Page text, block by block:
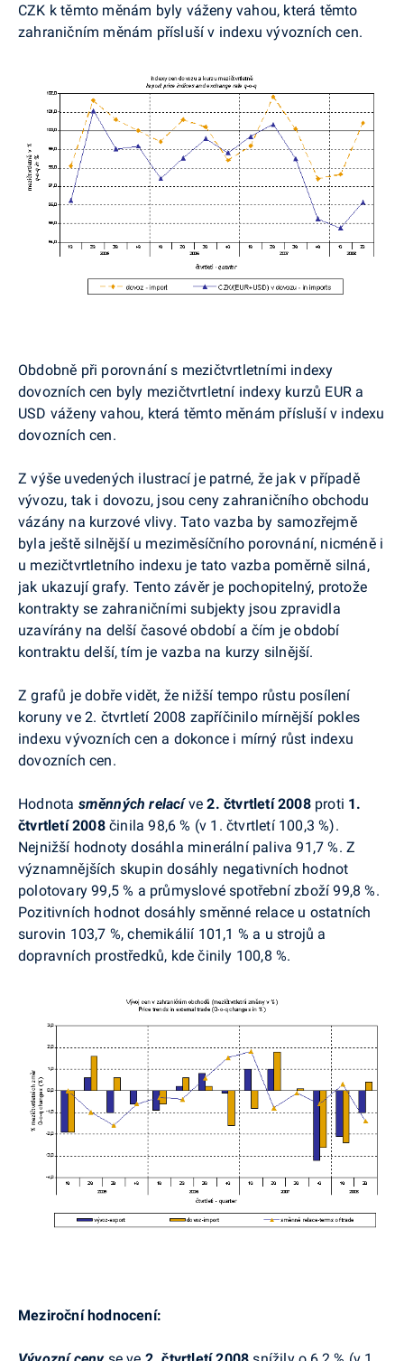
CZK k těmto měnám byly váženy vahou, která těmto
zahraničním měnám přísluší v indexu vývozních cen.
Obdobně při porovnání s mezičtvrtletními indexy
dovozních cen byly mezičtvrtletní indexy kurzů EUR a
USD váženy vahou, která těmto měnám přísluší v indexu
dovozních cen.
Z výše uvedených ilustrací je patrné, že jak v případě
vývozu, tak i dovozu, jsou ceny zahraničního obchodu
vázány na kurzové vlivy. Tato vazba by samozřejmě
byla ještě silnější u meziměsíčního porovnání, nicméně i
u mezičtvrtletního indexu je tato vazba poměrně silná,
jak ukazují grafy. Tento závěr je pochopitelný, protože
kontrakty se zahraničními subjekty jsou zpravidla
uzavírány na delší časové období a čím je období
kontraktu delší, tím je vazba na kurzy silnější.
Z grafů je dobře vidět, že nižší tempo růstu posílení
koruny ve 2. čtvrtletí 2008 zapříčinilo mírnější pokles
indexu vývozních cen a dokonce i mírný růst indexu
dovozních cen.
Hodnota směnných relacíve2. čtvrtletí 2008proti 1.
čtvrtletí 2008činila 98,6 % (v 1. čtvrtletí 100,3 %).
Nejnižší hodnoty dosáhla minerální paliva 91,7 %. Z
významnějších skupin dosáhly negativních hodnot
polotovary 99,5 % a průmyslové spotřební zboží 99,8 %.
Pozitivních hodnot dosáhly směnné relace u ostatních
surovin 103,7 %, chemikálií 101,1 % a u strojů a
dopravních prostředků, kde činily 100,8 %.
Meziroční hodnocení: